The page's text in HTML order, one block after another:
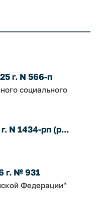
г. N 566-п
социального
N 1434-рп (р...
г. № 931
Федерации"